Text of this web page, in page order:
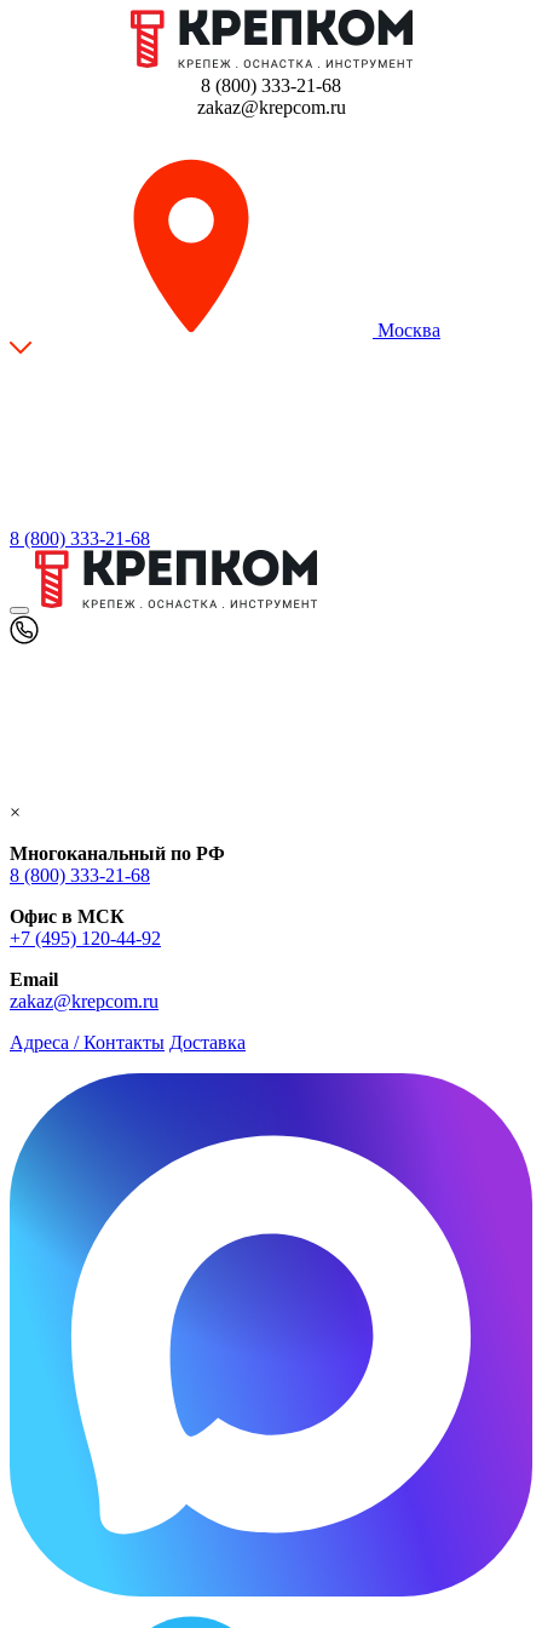
8 (800) 333-21-68
zakaz@krepcom.ru
Москва
8 (800) 333-21-68
×
Многоканальный по РФ
8 (800) 333‑21-68
Офис в МСК
+7 (495) 120-44-92
Email
zakaz@krepcom.ru
Адреса / Контакты Доставка